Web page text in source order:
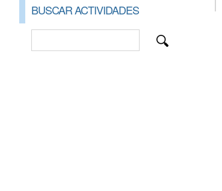
BUSCAR ACTIVIDADES